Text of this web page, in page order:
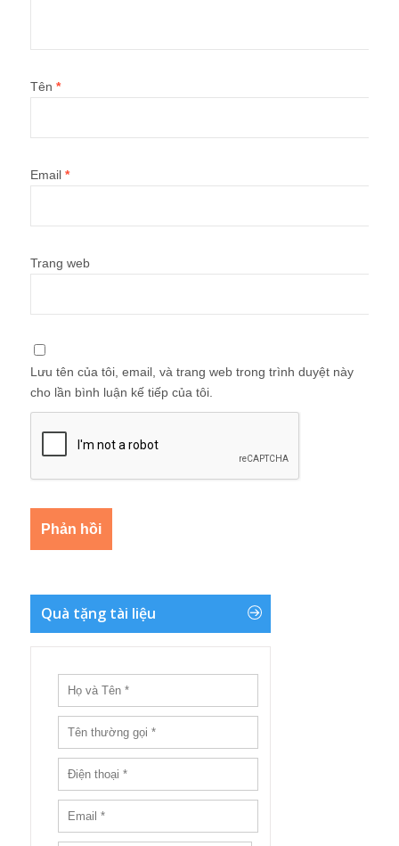
Tên *
Email *
Trang web
Lưu tên của tôi, email, và trang web trong trình duyệt này
cho lần bình luận kế tiếp của tôi.
Quà tặng tài liệu